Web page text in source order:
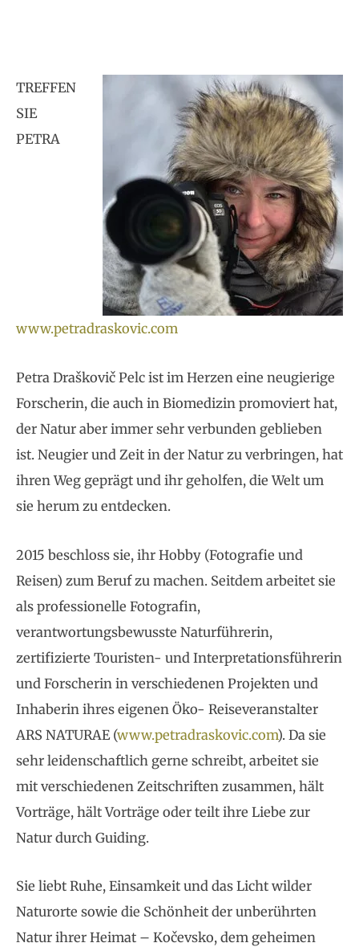
TREFFEN
SIE
PETRA
www.petradraskovic.com
Petra Draškovič Pelc ist im Herzen eine neugierige
Forscherin, die auch in Biomedizin promoviert hat,
der Natur aber immer sehr verbunden geblieben
ist. Neugier und Zeit in der Natur zu verbringen, hat
ihren Weg geprägt und ihr geholfen, die Welt um
sie herum zu entdecken.
2015 beschloss sie, ihr Hobby (Fotografie und
Reisen) zum Beruf zu machen. Seitdem arbeitet sie
als professionelle Fotografin,
verantwortungsbewusste Naturführerin,
zertifizierte Touristen- und Interpretationsführerin
und Forscherin in verschiedenen Projekten und
Inhaberin ihres eigenen Öko- Reiseveranstalter
ARS NATURAE (www.petradraskovic.com). Da sie
sehr leidenschaftlich gerne schreibt, arbeitet sie
mit verschiedenen Zeitschriften zusammen, hält
Vorträge, hält Vorträge oder teilt ihre Liebe zur
Natur durch Guiding.
Sie liebt Ruhe, Einsamkeit und das Licht wilder
Naturorte sowie die Schönheit der unberührten
Natur ihrer Heimat – Kočevsko, dem geheimen